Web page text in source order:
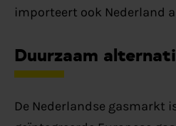
importeert ook Nederland
Duurzaam
De Nederlandse gasmarkt